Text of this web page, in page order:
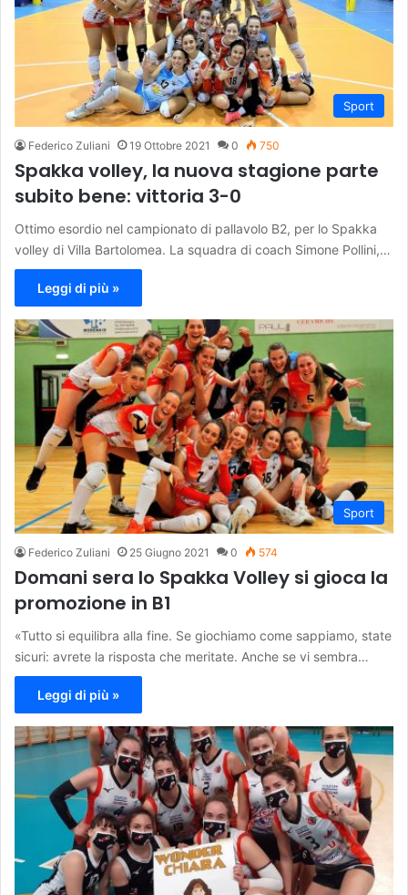
Sport
Federico Zuliani 19 Ottobre 2021 0 750
Spakka volley, la nuova stagione parte
subito bene: vittoria 3-0
Ottimo esordio nel campionato di pallavolo B2, per lo Spakka
volley di Villa Bartolomea. La squadra di coach Simone Pollini,…
Leggi di più »
Sport
Federico Zuliani 25 Giugno 2021 0 574
Domani sera lo Spakka Volley si gioca la
promozione in B1
«Tutto si equilibra alla fine. Se giochiamo come sappiamo, state
sicuri: avrete la risposta che meritate. Anche se vi sembra…
Leggi di più »